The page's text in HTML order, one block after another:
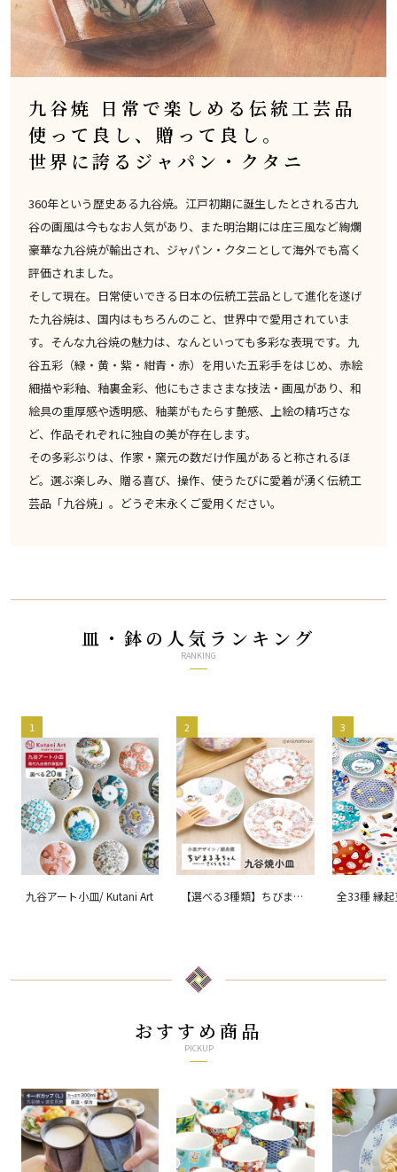
九谷焼 日常で楽しめる伝統工芸品
使って良し、贈って良し。
世界に誇るジャパン・クタニ
360年という歴史ある九谷焼。江戸初期に誕生したとされる古九
谷の画風は今もなお人気があり、また明治期には庄三風など絢爛
豪華な九谷焼が輸出され、ジャパン・クタニとして海外でも高く
評価されました。
そして現在。日常使いできる日本の伝統工芸品として進化を遂げ
た九谷焼は、国内はもちろんのこと、世界中で愛用されていま
す。そんな九谷焼の魅力は、なんといっても多彩な表現です。九
谷五彩（緑・黄・紫・紺青・赤）を用いた五彩手をはじめ、赤絵
細描や彩釉、釉裏金彩、他にもさまさまな技法・画風があり、和
絵具の重厚感や透明感、釉薬がもたらす艶感、上絵の精巧さな
ど、作品それぞれに独自の美が存在します。
その多彩ぶりは、作家・窯元の数だけ作風があると称されるほ
ど。選ぶ楽しみ、贈る喜び、操作、使うたびに愛着が湧く伝統工
芸品「九谷焼」。どうぞ末永くご愛用ください。
皿・鉢の人気ランキング
RANKING
1
九谷アート小皿/ Kutani Art
2
【選べる3種類】ちびまる
3
全33種 縁
おすすめ商品
PICKUP